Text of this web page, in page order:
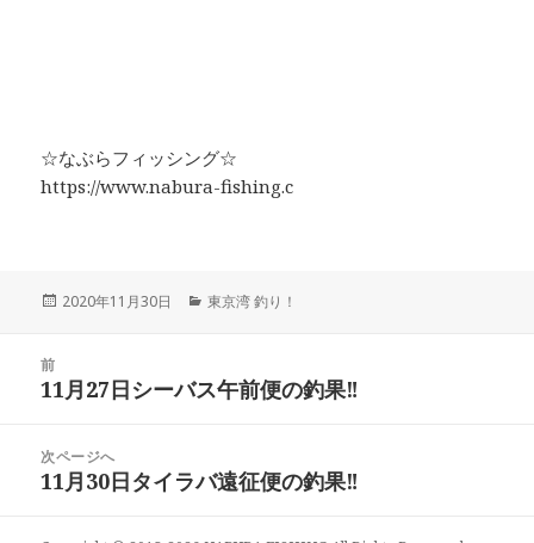
☆なぶらフィッシング☆
https://www.nabura-fishing.c
投
2020年11月30日
カ
ー
東京湾 釣り！
前
前
投
稿:
11月27日シーバス午前便の釣果‼︎
次ページへ
次
11月30日タイラバ遠征便の釣果‼︎